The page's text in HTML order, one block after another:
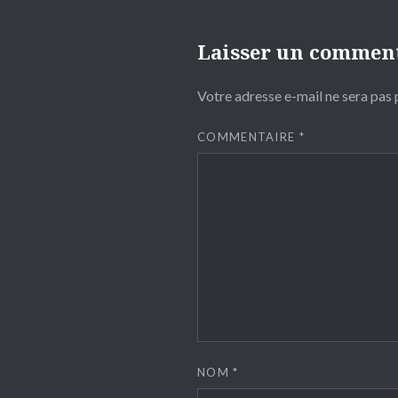
Laisser un
Votre adresse e-mail ne sera pas
COMMENTAIRE *
NOM*